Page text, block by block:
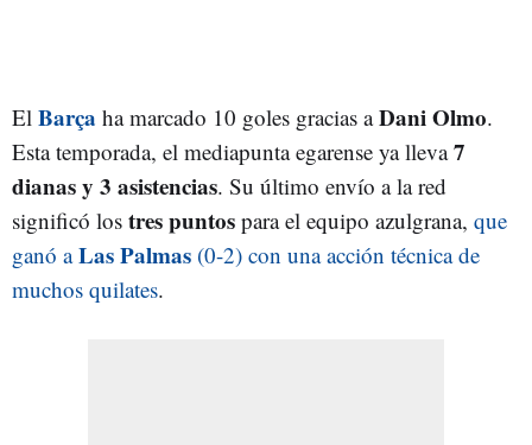
El Barça ha marcado 10 goles gracias aDani Olmo.
Esta temporada, el mediapunta egarense ya lleva7
dianas y 3 asistencias. Su último envío a la red
significó los tres puntos para el equipo azulgrana, que
ganó aLas Palmas (0-2) con una acción técnica de
muchos quilates.